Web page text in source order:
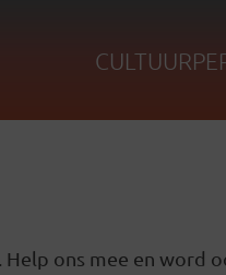
Help ons mee en word